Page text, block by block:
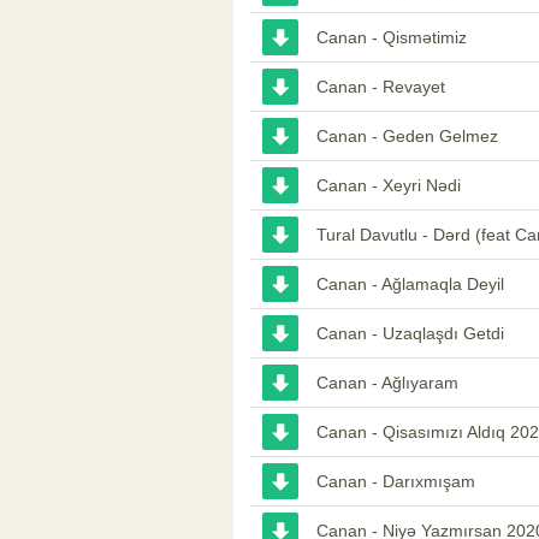
Canan - Qismətimiz
Canan - Revayet
Canan - Geden Gelmez
Canan - Xeyri Nədi
Tural Davutlu - Dərd (feat
Canan - Ağlamaqla Deyil
Canan - Uzaqlaşdı Getdi
Canan - Ağlıyaram
Canan - Qisasımızı Aldıq
Canan - Darıxmışam
Canan - Niyə Yazmırsan